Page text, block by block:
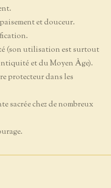
et douceur.
(son utilisation est surtout
et du Moyen Âge).
protecteur dans les
sacrée chez de nombreux